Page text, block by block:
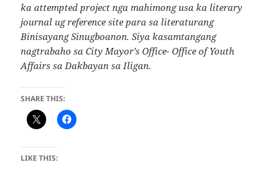
ka attempted project nga mahimong usa ka literary
journal ug reference site para sa literaturang
Binisayang Sinugboanon. Siya kasamtangang
nagtrabaho sa City Mayor’s Office- Office of Youth
Affairs sa Dakbayan sa Iligan.
SHARE THIS:
LIKE THIS: